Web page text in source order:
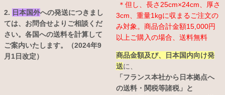
2. 日本国外への発送につきまし
ては、お問合せよりご相談くだ
さい。各国への送料を計算して
ご案内いたします。（2024年9
月1日改定）
＊但し、長さ25cm×24cm、厚さ
3cm、重量1kgに収まるご注文の
み対象。商品合計金額15,000円
以上ご購入の場合、送料無料
商品金額及び、日本国内向け発
送に、
「フランス本社から日本拠点へ
の送料・関税等諸税」と